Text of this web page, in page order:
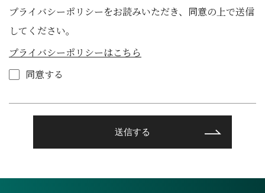
プライバシーポリシーをお読みいただき、同意の上で送信
してください。
プライバシーポリシーはこちら
同意する
送信する